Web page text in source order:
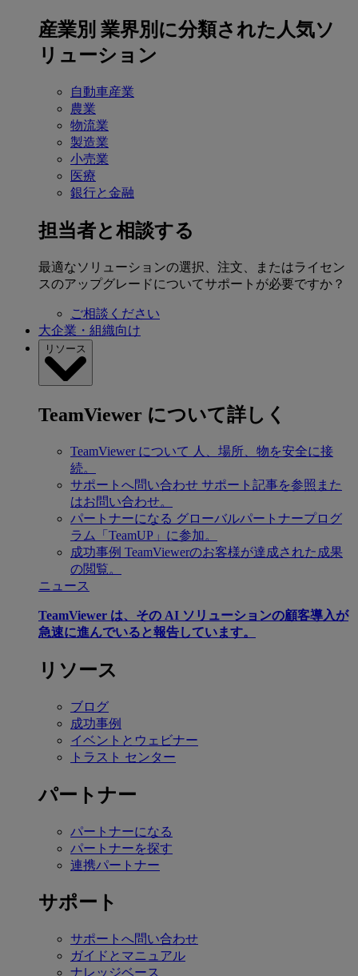
産業別 業界別に分類された人気ソ
リューション
自動車産業
農業
物流業
製造業
小売業
医療
銀行と金融
担当者と相談する
最適なソリューションの選択、注文、またはライセン
スのアップグレードについてサポートが必要ですか？
ご相談ください
大企業・組織向け
リソース
TeamViewer について詳しく
TeamViewer について 人、場所、物を安全に接
続。
サポートへ問い合わせ サポート記事を参照また
はお問い合わせ。
パートナーになる グローバルパートナープログ
ラム「TeamUP」に参加。
成功事例 TeamViewerのお客様が達成された成果
の閲覧。
ニュース
TeamViewer は、その AI ソリューションの顧客導入が
急速に進んでいると報告しています。
リソース
ブログ
成功事例
イベントとウェビナー
トラスト センター
パートナー
パートナーになる
パートナーを探す
連携パートナー
サポート
サポートへ問い合わせ
ガイドとマニュアル
ナレッジベース